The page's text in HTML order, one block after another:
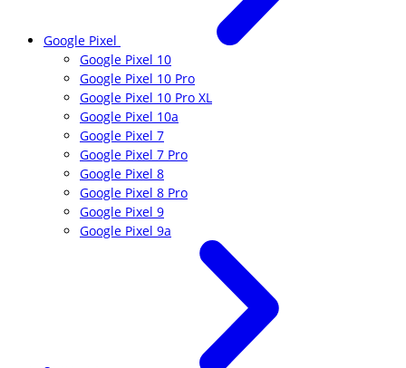
Google Pixel
Google Pixel 10
Google Pixel 10 Pro
Google Pixel 10 Pro XL
Google Pixel 10a
Google Pixel 7
Google Pixel 7 Pro
Google Pixel 8
Google Pixel 8 Pro
Google Pixel 9
Google Pixel 9a